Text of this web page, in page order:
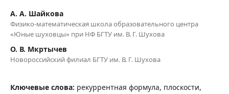
А. А. Шайкова
Физико-математическая школа образовательного центра
«Юные шуховцы» при НФ БГТУ им. В. Г. Шухова
О. В. Мкртычев
Новороссийский филиал БГТУ им. В. Г. Шухова
Ключевые слова: рекуррентная формула, плоскости,